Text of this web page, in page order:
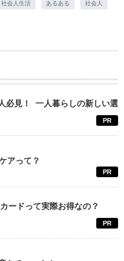
社会人生活 あるある 社会人
必見！ 一人暮らしの新しい選
PR
アって？
PR
ードって実際お得なの？
PR